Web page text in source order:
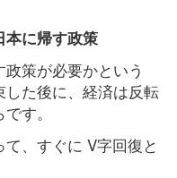
本に帰す政策
策が必要かという
した後に、経済は反転
す。
、すぐに V字回復と